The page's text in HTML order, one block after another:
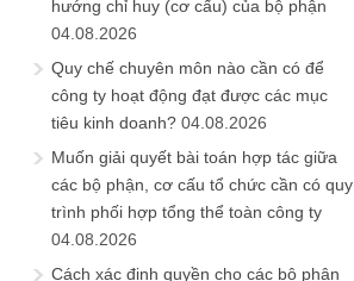
hướng chỉ huy (cơ cấu) của bộ phận
04.08.2026
Quy chế chuyên môn nào cần có để
công ty hoạt động đạt được các mục
tiêu kinh doanh? 04.08.2026
Muốn giải quyết bài toán hợp tác giữa
các bộ phận, cơ cấu tổ chức cần có quy
trình phối hợp tổng thể toàn công ty
04.08.2026
Cách xác định quyền cho các bộ phận